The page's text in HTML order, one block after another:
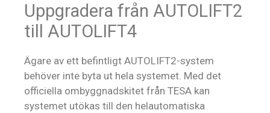
Uppgradera från AUTOLIFT2
till AUTOLIFT4
Ägare av ett befintligt AUTOLIFT2-system
behöver inte byta ut hela systemet. Med det
officiella ombyggnadskitet från TESA kan
systemet utökas till den helautomatiska